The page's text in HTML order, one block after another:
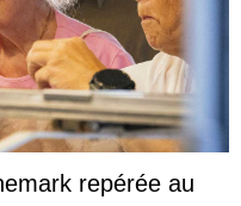
repérée au